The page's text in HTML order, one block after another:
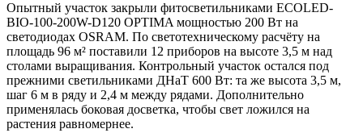
Опытный участок закрыли фитосветильниками ECOLED-
BIO-100-200W-D120 OPTIMA мощностью 200 Вт на
светодиодах OSRAM. По светотехническому расчёту на
площадь 96 м² поставили 12 приборов на высоте 3,5 м над
столами выращивания. Контрольный участок остался под
прежними светильниками ДНаТ 600 Вт: та же высота 3,5 м,
шаг 6 м в ряду и 2,4 м между рядами. Дополнительно
применялась боковая досветка, чтобы свет ложился на
растения равномернее.